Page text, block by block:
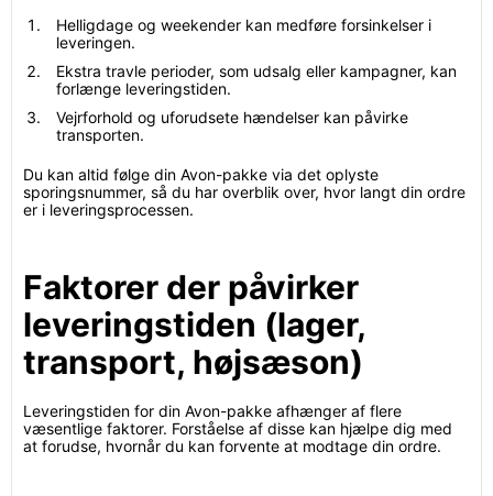
Helligdage og weekender kan medføre forsinkelser i
leveringen.
Ekstra travle perioder, som udsalg eller kampagner, kan
forlænge leveringstiden.
Vejrforhold og uforudsete hændelser kan påvirke
transporten.
Du kan altid følge din Avon-pakke via det oplyste
sporingsnummer, så du har overblik over, hvor langt din ordre
er i leveringsprocessen.
Faktorer der påvirker
leveringstiden (lager,
transport, højsæson)
Leveringstiden for din Avon-pakke afhænger af flere
væsentlige faktorer. Forståelse af disse kan hjælpe dig med
at forudse, hvornår du kan forvente at modtage din ordre.